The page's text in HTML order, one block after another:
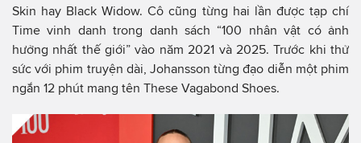
Skin hay Black Widow. Cô cũng từng hai lần được tạp chí
Time vinh danh trong danh sách “100 nhân vật có ảnh
hưởng nhất thế giới” vào năm 2021 và 2025. Trước khi thử
sức với phim truyện dài, Johansson từng đạo diễn một phim
ngắn 12 phút mang tên These Vagabond Shoes.